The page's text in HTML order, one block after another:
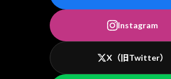
Instagram
X（旧Twitter）